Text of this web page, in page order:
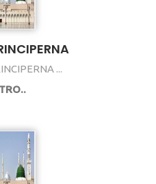
...
TRO..